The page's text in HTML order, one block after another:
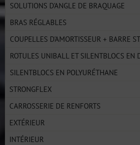
SOLUTIONS D'ANGLE DE BRAQUAGE
BRAS RÉGLABLES
COUPELLES D'AMORTISSEUR + BARRE
ROTULES UNIBALL ET SILENTBLOCS
SILENTBLOCS EN POLYURÉTHANE
STRONGFLEX
CARROSSERIE DE RENFORTS
EXTÉRIEUR
INTÉRIEUR